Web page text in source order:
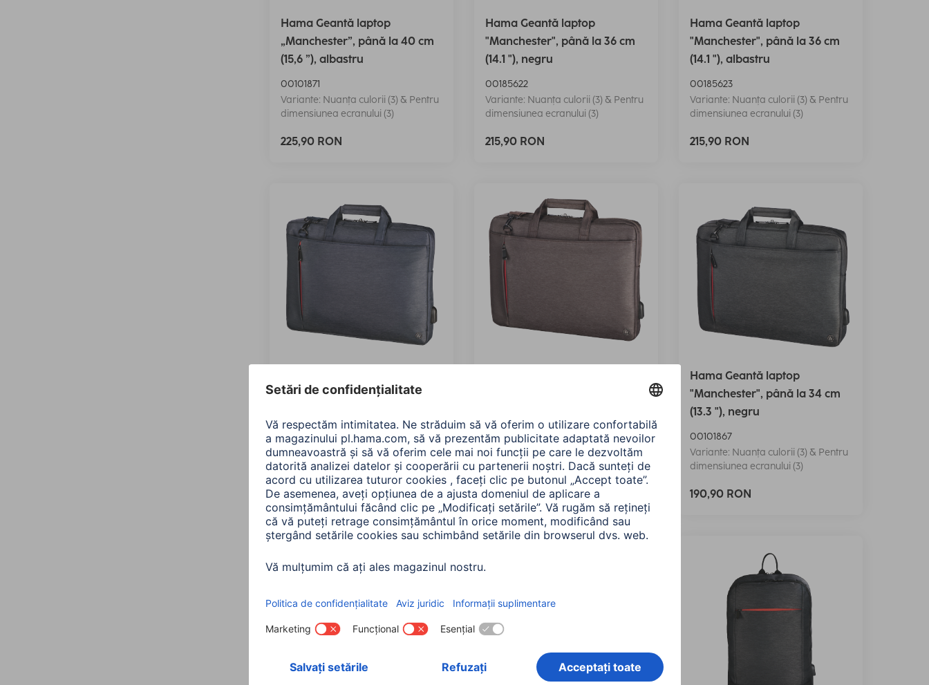
Hama Geantă laptop
„Manchester”, până la 40 cm
(15,6 ”), albastru
00101871
Variante: Nuanța culorii (3) & Pentru
dimensiunea ecranului (3)
225,90 RON
Hama Geantă laptop
"Manchester", până la 36 cm
(14.1 "), negru
00185622
Variante: Nuanța culorii (3) & Pentru
dimensiunea ecranului (3)
215,90 RON
Hama Geantă laptop
"Manchester", până la 36 cm
(14.1 "), albastru
00185623
Variante: Nuanța culorii (3) & Pentru
dimensiunea ecranului (3)
215,90 RON
"Manchester", până la 34 cm
00101868
Variante: Nuanța culorii (3) & Pentru
dimensiunea ecranului (3)
210,90 RON
00185624
Variante: Nuanța culorii (3) & Pentru
dimensiunea ecranului (3)
200,90 RON
Hama Geantă laptop
"Manchester", până la 34 cm
(13.3 "), negru
00101867
Variante: Nuanța culorii (3) & Pentru
dimensiunea ecranului (3)
190,90 RON